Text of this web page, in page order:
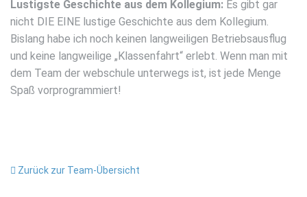
Lustigste Geschichte aus dem Kollegium: Es gibt gar
nicht DIE EINE lustige Geschichte aus dem Kollegium.
Bislang habe ich noch keinen langweiligen Betriebsausflug
und keine langweilige „Klassenfahrt“ erlebt. Wenn man mit
dem Team der webschule unterwegs ist, ist jede Menge
Spaß vorprogrammiert!
Zurück zur Team-Übersicht